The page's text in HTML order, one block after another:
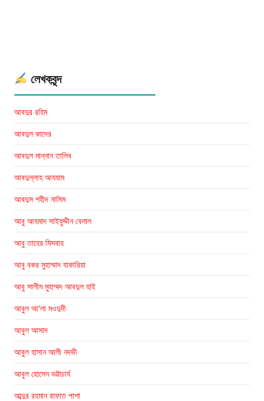
Majid
pdf
লেখকবৃন্দ
আবদুর রহিম
আবদুল কাদের
আবদুল মান্নান তালিব
আবদুল্লাহ আযযাম
আবদুস শহীদ নাসিম
আবু আহমাদ সাইফুদ্দীন বেলাল
আবু তাহের মিসবাহ
আবু বকর মুহাম্মাদ যাকারিয়া
আবু সালীম মুহাম্মদ আবদুল হাই
আবুল আ'লা মওদুদী
আবুল আসাদ
আবুল হাসান আলী নদভী
আবুল হোসেন ভট্টাচার্য
আব্দুর রহমান রাফাত পাশা